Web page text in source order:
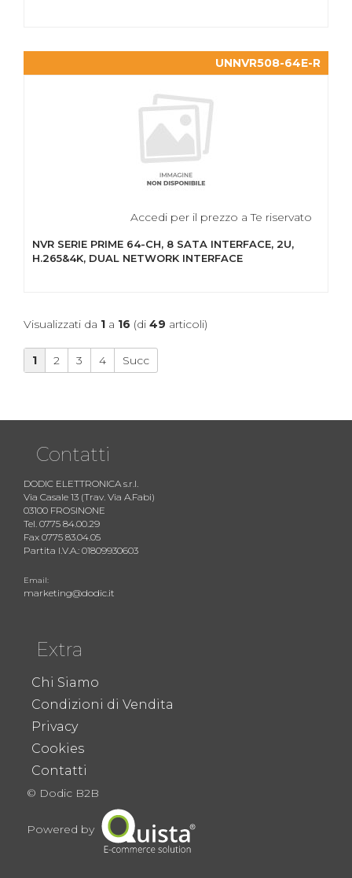
UNNVR508-64E-R
Accedi per il prezzo a Te riservato
NVR SERIE PRIME 64-CH, 8 SATA INTERFACE, 2U,
H.265&4K, DUAL NETWORK INTERFACE
Visualizzati da 1 a 16 (di 49 articoli)
1 2 3 4 Succ
Contatti
DODIC ELETTRONICA s.r.l.
Via Casale 13 (Trav. Via A.Fabi)
03100 FROSINONE
Tel. 0775 84.00.29
Fax 0775 83.04.05
Partita I.V.A.: 01809930603
Email:
marketing@dodic.it
Extra
Chi Siamo
Condizioni di Vendita
Privacy
Cookies
Contatti
© Dodic B2B
Powered by